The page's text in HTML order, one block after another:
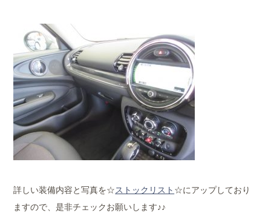
詳しい装備内容と写真を☆ストックリスト ☆にアップしており
ますので、是非チェックお願いします♪♪